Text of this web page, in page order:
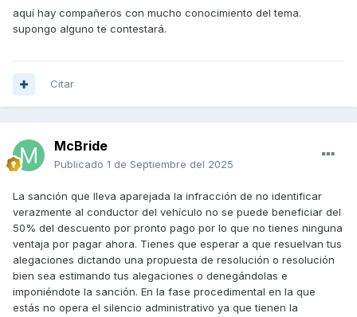
aquí hay compañeros con mucho conocimiento del tema.
supongo alguno te contestará.
Citar
McBride
Publicado 1 de Septiembre del 2025
La sanción que lleva aparejada la infracción de no identificar
verazmente al conductor del vehículo no se puede beneficiar del
50% del descuento por pronto pago por lo que no tienes ninguna
ventaja por pagar ahora. Tienes que esperar a que resuelvan tus
alegaciones dictando una propuesta de resolución o resolución
bien sea estimando tus alegaciones o denegándolas e
imponiéndote la sanción. En la fase procedimental en la que
estás no opera el silencio administrativo ya que tienen la